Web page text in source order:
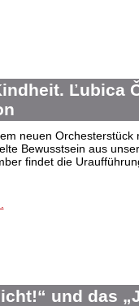
Ľubica
neuen Orchesterstück
Bewusstsein aus
findet die
und das